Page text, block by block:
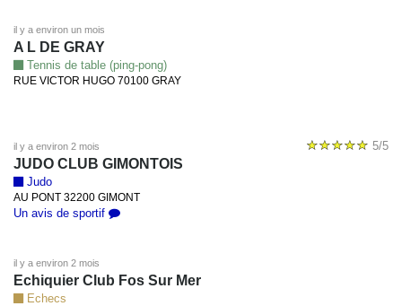
il y a environ un mois
A L DE GRAY
Tennis de table (ping-pong)
RUE VICTOR HUGO 70100 GRAY
il y a environ 2 mois 5/5
JUDO CLUB GIMONTOIS
Judo
AU PONT 32200 GIMONT
Un avis de sportif
il y a environ 2 mois
Echiquier Club Fos Sur Mer
Echecs